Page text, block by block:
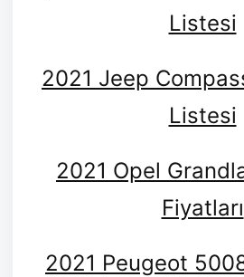
Listesi
2021 Jeep
Listesi
2021 Opel
Fiyatları
2021 Peugeot